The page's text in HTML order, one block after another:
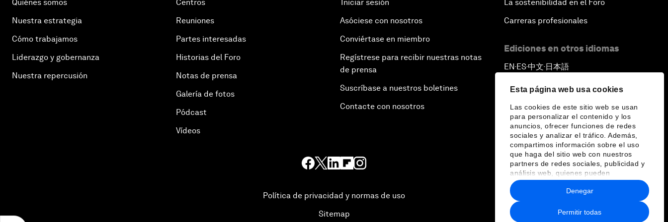
Esta página web usa cookies
Las cookies de este sitio web se usan
para personalizar el contenido y los
anuncios, ofrecer funciones de redes
sociales y analizar el tráfico. Además,
compartimos información sobre el uso
que haga del sitio web con nuestros
partners de redes sociales, publicidad y
análisis web, quienes pueden
combinarla con otra información que les
haya proporcionado o que hayan
recopilado a partir del uso que haya
hecho de sus servicios.
Permitir todas
Denegar
Quiénes somos
Nuestra estrategia
Cómo trabajamos
Liderazgo y gobernanza
Nuestra repercusión
Centros
Reuniones
Partes interesadas
Historias del Foro
Notas de prensa
Galería de fotos
Pódcast
Vídeos
Iniciar sesión
Asóciese con nosotros
Conviértase en miembro
Regístrese para recibir nuestras notas
de prensa
Suscríbase a nuestros boletines
Contacte con nosotros
La sostenibilidad en el Foro
Carreras profesionales
Ediciones en otros idiomas
EN ▪ ES▪中文▪ 日本語
Política de privacidad y normas de uso
Sitemap